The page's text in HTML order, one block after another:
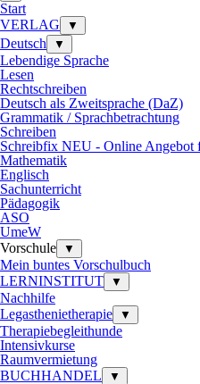
Start
VERLAG
▼
Deutsch ▼
Lebendige Sprache
Lesen
Rechtschreiben
Deutsch als Zweitsprache (DaZ)
Grammatik / Sprachbetrachtung
Schreiben
Schreibfix NEU - Online Angebot
Mathematik
Englisch
Sachunterricht
Pädagogik
ASO
UmeW
Vorschule
▼
Mein buntes Vorschulbuch
LERNINSTITUT
▼
Nachhilfe
Legasthenietherapie
▼
Therapiebegleithunde
Intensivkurse
Raumvermietung
BUCHHANDEL
▼